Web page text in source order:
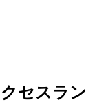
セスラ